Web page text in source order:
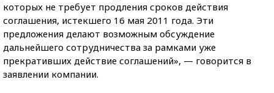
которых не требует продления сроков действия
соглашения, истекшего 16 мая 2011 года. Эти
предложения делают возможным обсуждение
дальнейшего сотрудничества за рамками уже
прекративших действие соглашений», — говорится в
заявлении компании.